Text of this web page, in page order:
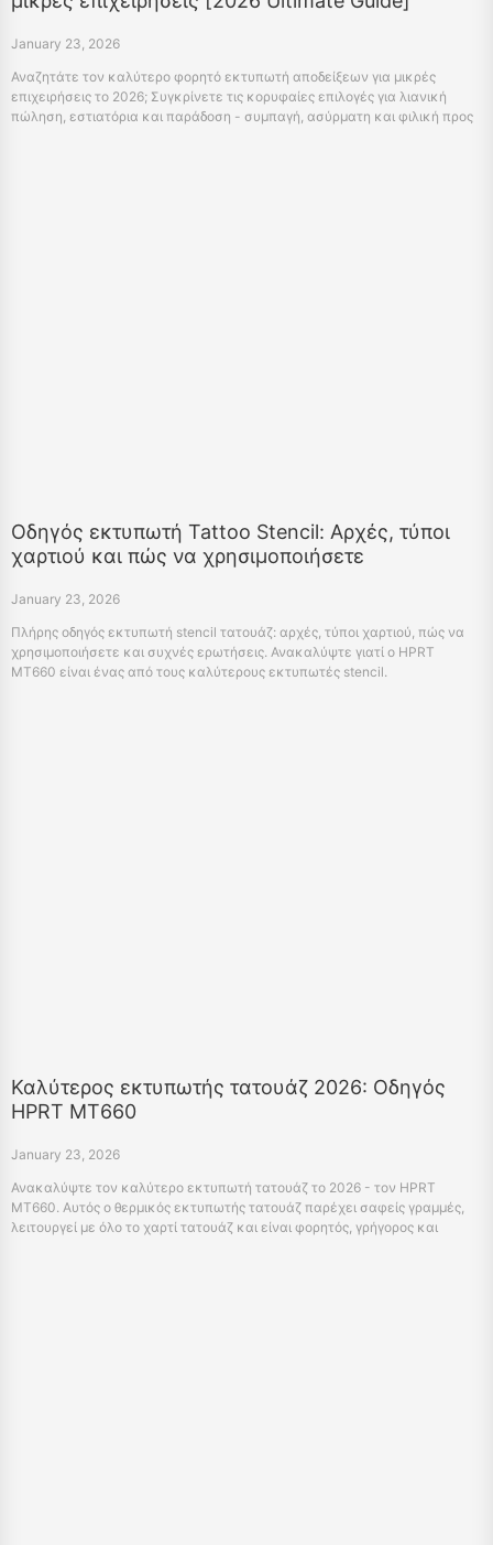
January 23, 2026
Αναζητάτε τον καλύτερο φορητό εκτυπωτή αποδείξεων για μικρές
επιχειρήσεις το 2026; Συγκρίνετε τις κορυφαίες επιλογές για λιανική
πώληση, εστιατόρια και παράδοση - συμπαγή, ασύρματη και φιλική προς
Οδηγός εκτυπωτή Tattoo Stencil: Αρχές, τύποι
χαρτιού και πώς να χρησιμοποιήσετε
January 23, 2026
Πλήρης οδηγός εκτυπωτή stencil τατουάζ: αρχές, τύποι χαρτιού, πώς να
χρησιμοποιήσετε και συχνές ερωτήσεις. Ανακαλύψτε γιατί ο HPRT
MT660 είναι ένας από τους καλύτερους εκτυπωτές stencil.
Καλύτερος εκτυπωτής τατουάζ 2026: Οδηγός
HPRT MT660
January 23, 2026
Ανακαλύψτε τον καλύτερο εκτυπωτή τατουάζ το 2026 - τον HPRT
MT660. Αυτός ο θερμικός εκτυπωτής τατουάζ παρέχει σαφείς γραμμές,
λειτουργεί με όλο το χαρτί τατουάζ και είναι φορητός, γρήγορος και